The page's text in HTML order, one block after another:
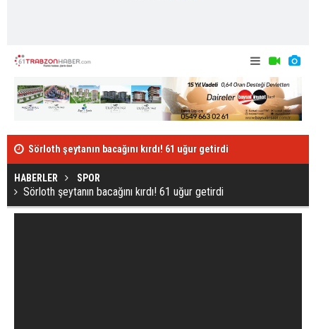
Sörloth şeytanın bacağını kırdı! 61 uğur getirdi
HABERLER SPOR
Sörloth şeytanın bacağını kırdı! 61 uğur getirdi